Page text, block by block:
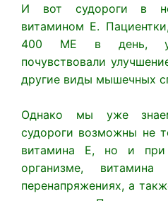
И вот судороги в
витамином Е.
400 ME в день,
почувствовали
другие виды мышечных
Однако мы уже
судороги возможны не
витамина Е, но и при
организме,
перенапряжениях, а